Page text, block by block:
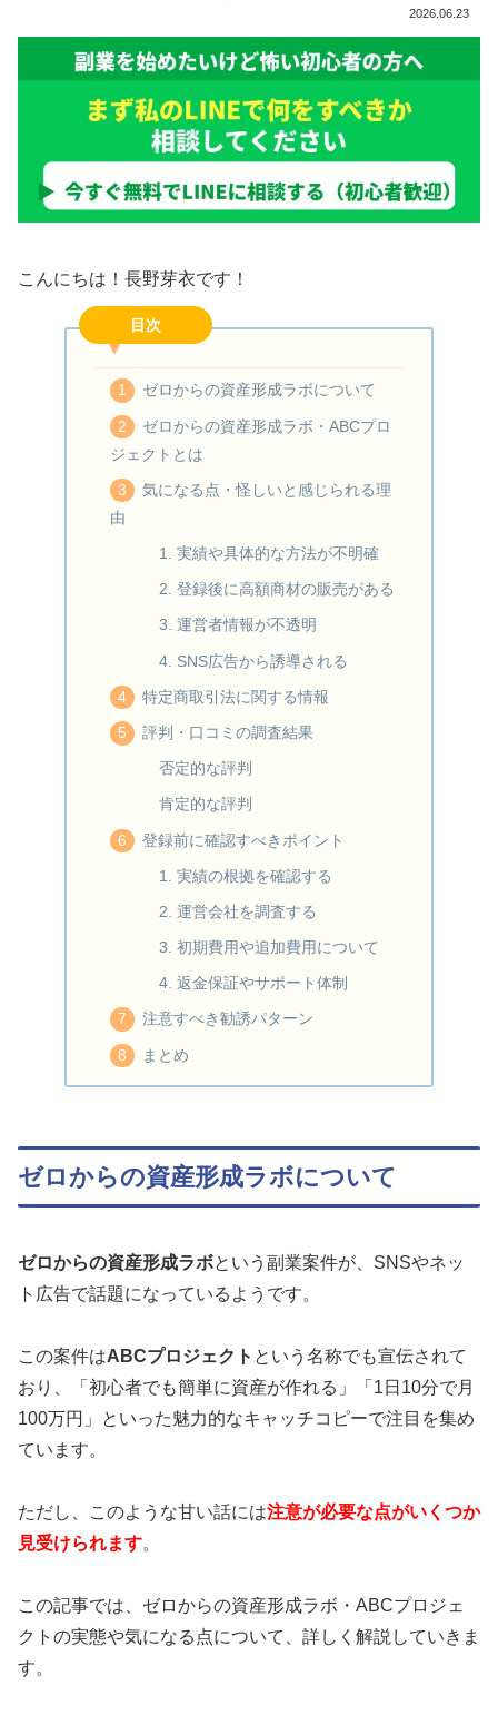
2026.06.23
こんにちは！長野芽衣です！
目次
ゼロからの資産形成ラボについて
ゼロからの資産形成ラボ・ABCプロ
ジェクトとは
気になる点・怪しいと感じられる理
由
1. 実績や具体的な方法が不明確
2. 登録後に高額商材の販売がある
3. 運営者情報が不透明
4. SNS広告から誘導される
特定商取引法に関する情報
評判・口コミの調査結果
否定的な評判
肯定的な評判
登録前に確認すべきポイント
1. 実績の根拠を確認する
2. 運営会社を調査する
3. 初期費用や追加費用について
4. 返金保証やサポート体制
注意すべき勧誘パターン
まとめ
ゼロからの資産形成ラボについて
ゼロからの資産形成ラボという副業案件が、SNSやネッ
ト広告で話題になっているようです。
この案件はABCプロジェクト という名称でも宣伝されて
おり、「初心者でも簡単に資産が作れる」「1日10分で月
100万円」といった魅力的なキャッチコピーで注目を集め
ています。
ただし、このような甘い話には注意が必要な点がいくつか
見受けられます。
この記事では、ゼロからの資産形成ラボ・ABCプロジェ
クトの実態や気になる点について、詳しく解説していきま
す。